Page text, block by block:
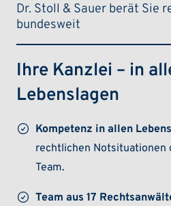
Dr. Stoll & Sauer berät Sie
bundesweit
Ihre Kanzlei – in
Lebenslagen
Kompetenz in allen
rechtlichen Notsituationen
Team.
Team aus 17